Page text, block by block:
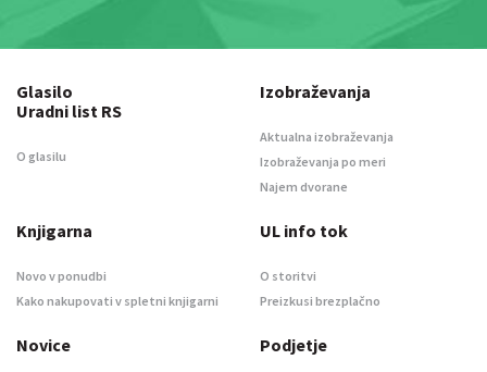
Glasilo
Uradni list RS
O glasilu
Izobraževanja
Aktualna izobraževanja
Izobraževanja po meri
Najem dvorane
Knjigarna
Novo v ponudbi
Kako nakupovati v spletni knjigarni
UL info tok
O storitvi
Preizkusi brezplačno
Novice Podjetje